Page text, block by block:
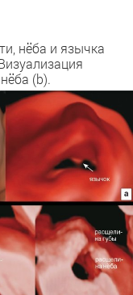
нёба и язычка
(b).